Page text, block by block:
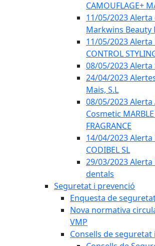
CAMOUFLAGE+
11/05/2023
Markwins Beauty
11/05/2023 Alerta
CONTROL
08/05/2023 Alerta
24/04/2023
Mais, S.L
08/05/2023
Cosmetic MARBLE
FRAGRANCE
14/04/2023 Alerta
CODIBEL SL
29/03/2023
dentals
Seguretat i prevenció
Enquesta de
Nova normativa
VMP
Consells de seguretat